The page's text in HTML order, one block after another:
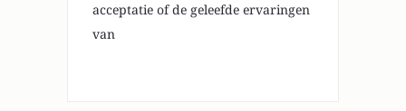
acceptatie of de geleefde ervaringen
van